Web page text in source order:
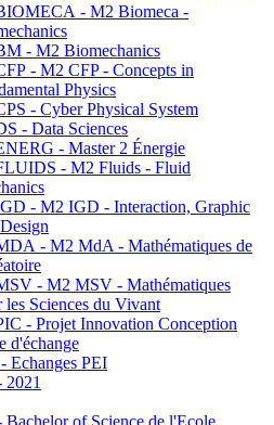
- M2 Biomeca -
- M2 Biomechanics
- M2 CFP - Concepts in
Physics
- Cyber Physical System
- Data Sciences
- Master 2 Énergie
- M2 Fluids - Fluid
- M2 IGD - Interaction, Graphic
- M2 MdA - Mathématiques de
- M2 MSV - Mathématiques
les Sciences du Vivant
- Projet Innovation Conception
d'échange
Echanges PEI
2021
Bachelor of Science de l'Ecole